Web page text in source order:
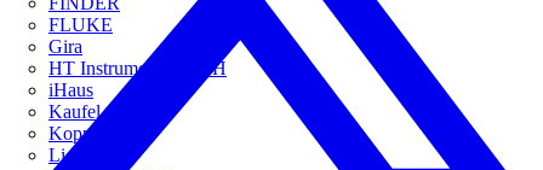
FLUKE
Gira
HT Instruments GmbH
iHaus
Kaufel
Kopp
Lichtline